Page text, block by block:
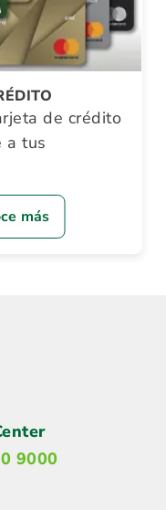
de crédito
a tus
más
9000